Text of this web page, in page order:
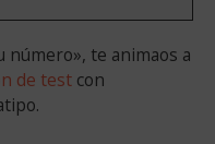
número», te animaos a
de test con